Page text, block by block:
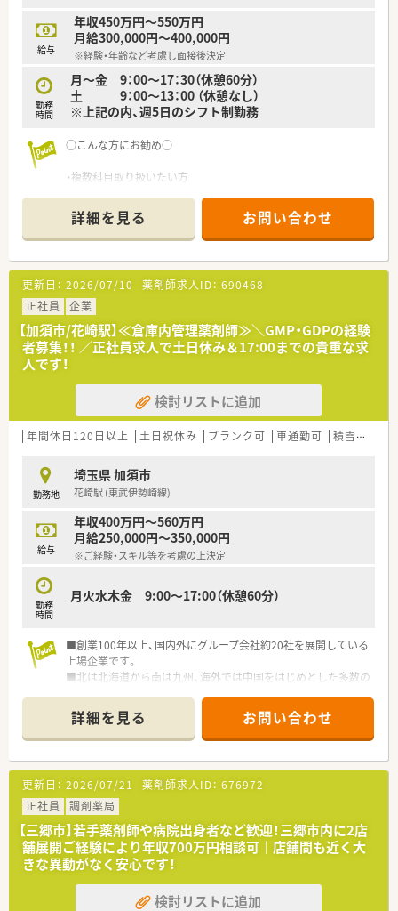
給与
年収450万円～550万円
月給300,000円～400,000円
※経験・年齢など考慮し面接後決定
勤務
時間
月～金 9：00～17：30（休憩60分）
土 9：00～13：00 （休憩なし）
※上記の内、週5日のシフト制勤務
○こんな方にお勧め○
・複数科目取り扱いたい方
・車通勤を希望する方
詳細を見る お問い合わせ
更新日： 2026/07/10 薬剤師求人ID： 690468
正社員
企業
【加須市/花崎駅】≪倉庫内管理薬剤師≫＼GMP・GDPの経験
者募集！！ ／正社員求人で土日休み＆17:00までの貴重な求
人です！
検討リストに追加
年間休日120日以上 土日祝休み ブランク可 車通勤可 積雪なし
勤務地
埼玉県 加須市
花崎駅 (東武伊勢崎線)
給与
年収400万円～560万円
月給250,000円～350,000円
※ご経験・スキル等を考慮の上決定
勤務
時間
月火水木金 9:00～17:00（休憩60分）
■創業100年以上、国内外にグループ会社約20社を展開している
上場企業です。
■北は北海道から南は九州、海外では中国をはじめとした多数の
■国内での物流に留まらず海外も含めて幅広く事業を展開して
おります。
■平均勤続年数は約14年、有給休暇取得平均日数も高水準でワ
ークライフバランスを重視しております。
■研修制度も充実しており、新入社員・中堅社員・管理職まで全社
員のための研修がございます。
社内PC教室、営業力強化、女性活躍推進、短期海外研修など多数
の研修制度が整っています。
■経営戦略のもとに積極的なDX化やSDGsにも取り組んでいま
す。
■既存の事業に満足せずに常に挑戦をする気持ちを掲げており、
付加価値を提供してこそ顧客満足の向上が実現できると考えて
詳細を見る お問い合わせ
更新日： 2026/07/21 薬剤師求人ID： 676972
正社員
調剤薬局
【三郷市】若手薬剤師や病院出身者など歓迎！三郷市内に2店
舗展開ご経験により年収700万円相談可｜店舗間も近く大
きな異動がなく安心です！
検討リストに追加